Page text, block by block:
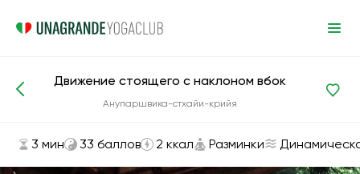
Асаны и упражнения Разминки
Движение стоящего с наклоном вбок
Анупаршвика-стхайи-крийя
3 мин 33 баллов 2 ккал Разминки